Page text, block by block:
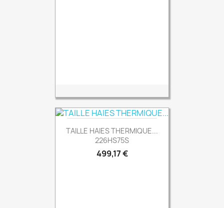
TAILLE HAIES THERMIQUE...
226HS75S
Prix
499,17 €